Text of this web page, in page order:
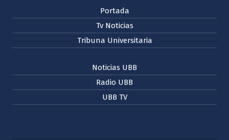
Portada
Tv Noticias
Tribuna Universitaria
Noticias UBB
Radio UBB
UBB TV